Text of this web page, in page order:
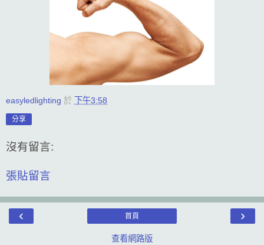
easyledlighting 於 下午3:58
分享
沒有留言:
張貼留言
‹ ›
首頁
查看網路版